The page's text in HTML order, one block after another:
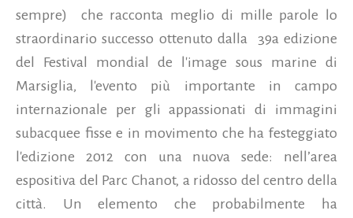
sempre) che racconta meglio di mille parole lo
straordinario successo ottenuto dalla 39a edizione
del Festival mondial de l'image sous marine di
Marsiglia, l'evento più importante in campo
internazionale per gli appassionati di immagini
subacquee fisse e in movimento che ha festeggiato
l'edizione 2012 con una nuova sede: nell’area
espositiva del Parc Chanot, a ridosso del centro della
città. Un elemento che probabilmente ha